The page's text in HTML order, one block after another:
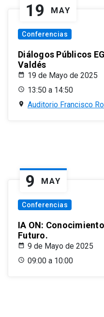
19 MAY
Conferencias
Diálogos Públicos
Valdés
19 de Mayo de 2025
13:50 a 14:50
Auditorio Francisco
9 MAY
Conferencias
IA ON:
Futuro.
9 de Mayo de 2025
09:00 a 10:00